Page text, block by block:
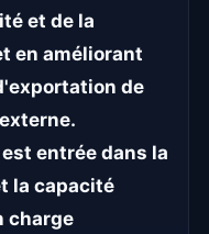
et de la
en améliorant
de
entrée dans la
la capacité
charge